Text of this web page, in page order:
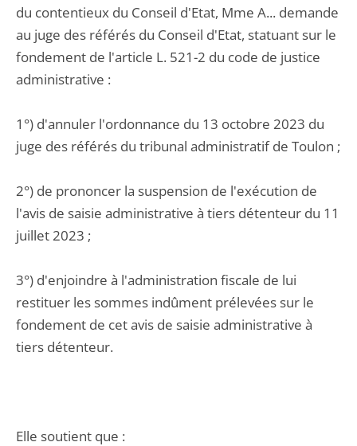
du contentieux du Conseil d'Etat, Mme A... demande
au juge des référés du Conseil d'Etat, statuant sur le
fondement de l'article L. 521-2 du code de justice
administrative :
1°) d'annuler l'ordonnance du 13 octobre 2023 du
juge des référés du tribunal administratif de Toulon ;
2°) de prononcer la suspension de l'exécution de
l'avis de saisie administrative à tiers détenteur du 11
juillet 2023 ;
3°) d'enjoindre à l'administration fiscale de lui
restituer les sommes indûment prélevées sur le
fondement de cet avis de saisie administrative à
tiers détenteur.
Elle soutient que :